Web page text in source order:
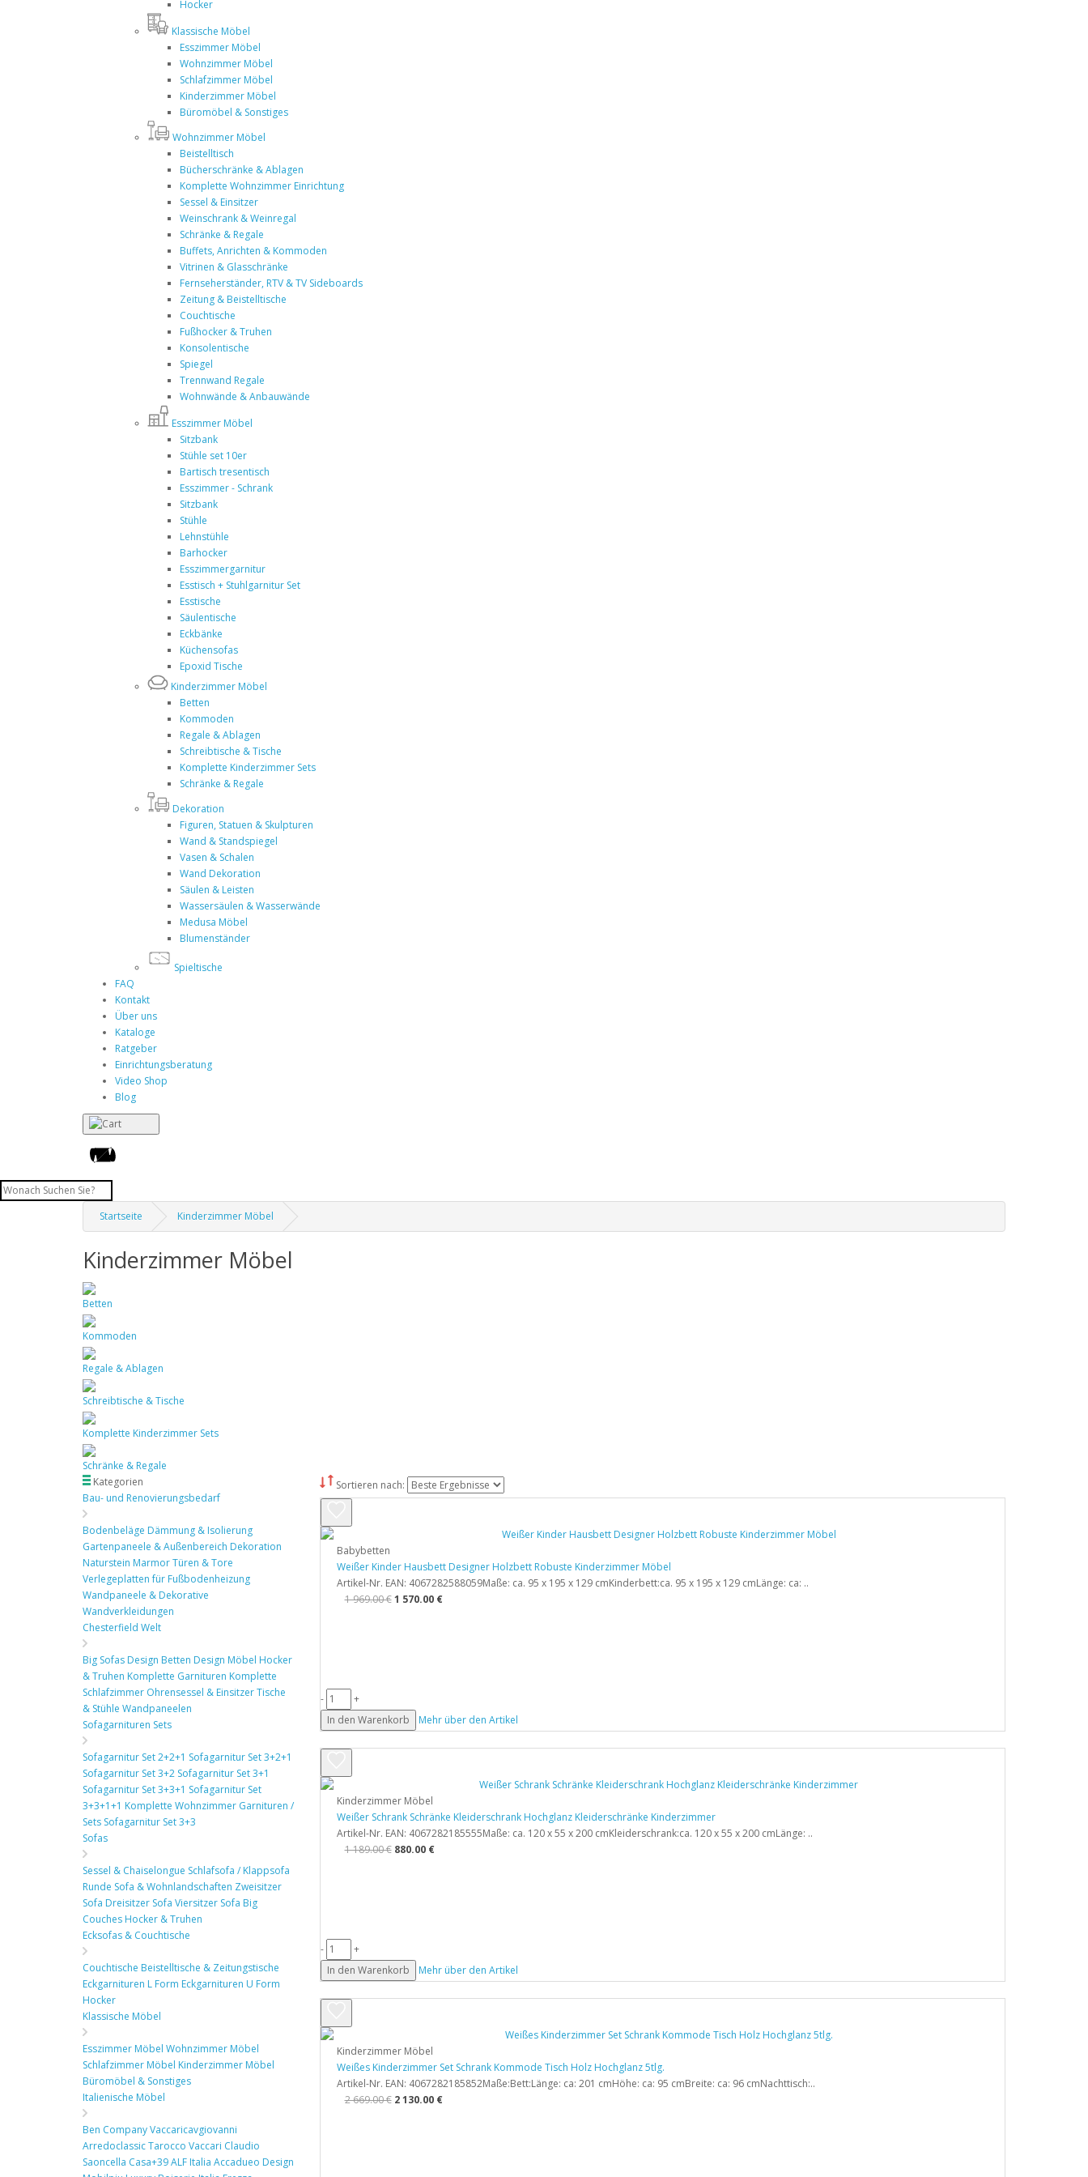
Hocker
Klassische Möbel
Esszimmer Möbel
Wohnzimmer Möbel
Schlafzimmer Möbel
Kinderzimmer Möbel
Büromöbel & Sonstiges
Wohnzimmer Möbel
Beistelltisch
Bücherschränke & Ablagen
Komplette Wohnzimmer Einrichtung
Sessel & Einsitzer
Weinschrank & Weinregal
Schränke & Regale
Buffets, Anrichten & Kommoden
Vitrinen & Glasschränke
Fernseherständer, RTV & TV Sideboards
Zeitung & Beistelltische
Couchtische
Fußhocker & Truhen
Konsolentische
Spiegel
Trennwand Regale
Wohnwände & Anbauwände
Esszimmer Möbel
Sitzbank
Stühle set 10er
Bartisch tresentisch
Esszimmer - Schrank
Sitzbank
Stühle
Lehnstühle
Barhocker
Esszimmergarnitur
Esstisch + Stuhlgarnitur Set
Esstische
Säulentische
Eckbänke
Küchensofas
Epoxid Tische
Kinderzimmer Möbel
Betten
Kommoden
Regale & Ablagen
Schreibtische & Tische
Komplette Kinderzimmer Sets
Schränke & Regale
Dekoration
Figuren, Statuen & Skulpturen
Wand & Standspiegel
Vasen & Schalen
Wand Dekoration
Säulen & Leisten
Wassersäulen & Wasserwände
Medusa Möbel
Blumenständer
Spieltische
FAQ
Kontakt
Über uns
Kataloge
Ratgeber
Einrichtungsberatung
Video Shop
Blog
Startseite Kinderzimmer Möbel
Kinderzimmer Möbel
Betten
Kommoden
Regale & Ablagen
Schreibtische & Tische
Komplette Kinderzimmer Sets
Schränke & Regale
Kategorien
Bau- und Renovierungsbedarf
Bodenbeläge Dämmung & Isolierung
Gartenpaneele & Außenbereich Dekoration
Naturstein MarmorTüren & Tore
Verlegeplatten für Fußbodenheizung
Wandpaneele & Dekorative
Wandverkleidungen
Chesterfield Welt
Big Sofas Design Betten Design Möbel Hocker
& Truhen Komplette Garnituren Komplette
Schlafzimmer Ohrensessel & EinsitzerTische
& Stühle Wandpaneelen
Sofagarnituren Sets
Sofagarnitur Set 2+2+1 Sofagarnitur Set 3+2+1
Sofagarnitur Set 3+2 Sofagarnitur Set 3+1
Sofagarnitur Set 3+3+1 Sofagarnitur Set
3+3+1+1 Komplette Wohnzimmer Garnituren /
Sets Sofagarnitur Set 3+3
Sofas
Sessel & Chaiselongue Schlafsofa / Klappsofa
Runde Sofa & Wohnlandschaften Zweisitzer
Sofa Dreisitzer Sofa Viersitzer Sofa Big
Couches Hocker & Truhen
Ecksofas & Couchtische
Couchtische Beistelltische & Zeitungstische
Eckgarnituren L Form Eckgarnituren U Form
Hocker
Klassische Möbel
Esszimmer Möbel Wohnzimmer Möbel
Schlafzimmer Möbel Kinderzimmer Möbel
Büromöbel & Sonstiges
Italienische Möbel
Ben CompanyVaccaricavgiovanni
ArredoclassicTarocco Vaccari Claudio
Saoncella Casa+39ALF Italia Accadueo Design
Sortieren nach:
Babybetten
Weißer Kinder Hausbett Designer Holzbett Robuste Kinderzimmer Möbel
Artikel-Nr. EAN: 4067282588059Maße: ca. 95 x 195 x 129 cmKinderbett:ca. 95 x 195 x 129 cmLänge: ca: ..
1 969.00 € 1 570.00 €
-
+
In den Warenkorb
Mehr über den Artikel
Kinderzimmer Möbel
Weißer Schrank Schränke Kleiderschrank Hochglanz Kleiderschränke Kinderzimmer
Artikel-Nr. EAN: 4067282185555Maße: ca. 120 x 55 x 200 cmKleiderschrank:ca. 120 x 55 x 200 cmLänge: ..
1 189.00 € 880.00 €
-
+
In den Warenkorb
Mehr über den Artikel
Kinderzimmer Möbel
Weißes Kinderzimmer Set Schrank Kommode Tisch Holz Hochglanz 5tlg.
Artikel-Nr. EAN: 4067282185852Maße:Bett:Länge: ca: 201 cmHöhe: ca: 95 cmBreite: ca: 96 cmNachttisch:..
2 669.00 € 2 130.00 €